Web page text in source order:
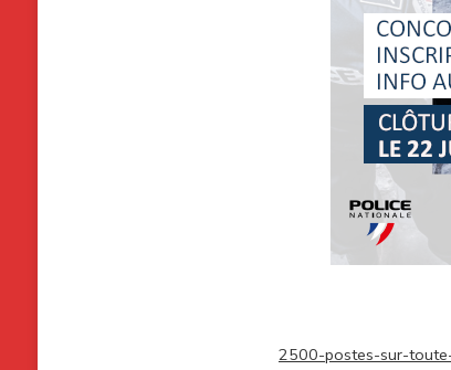
2500-postes-sur-